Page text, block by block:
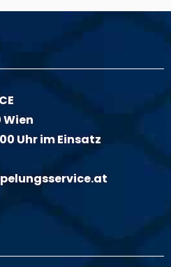
Wien
Uhr im Einsatz